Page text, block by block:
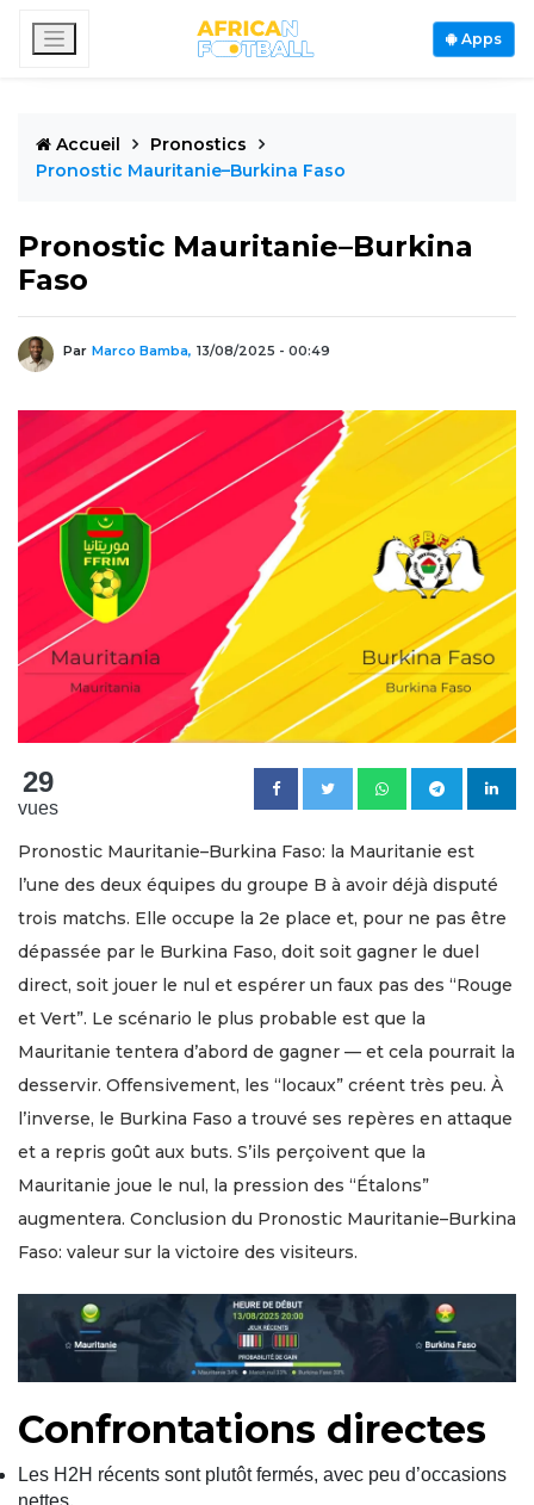
Apps
Accueil
Pronostics
Pronostic Mauritanie–Burkina Faso
Pronostic Mauritanie–Burkina
Faso
Par Marco Bamba, 13/08/2025 - 00:49
29
vues
Pronostic Mauritanie–Burkina Faso: la Mauritanie est
l’une des deux équipes du groupe B à avoir déjà disputé
trois matchs. Elle occupe la 2e place et, pour ne pas être
dépassée par le Burkina Faso, doit soit gagner le duel
direct, soit jouer le nul et espérer un faux pas des “Rouge
et Vert”. Le scénario le plus probable est que la
Mauritanie tentera d’abord de gagner — et cela pourrait la
desservir. Offensivement, les “locaux” créent très peu. À
l’inverse, le Burkina Faso a trouvé ses repères en attaque
et a repris goût aux buts. S’ils perçoivent que la
Mauritanie joue le nul, la pression des “Étalons”
augmentera. Conclusion du Pronostic Mauritanie–Burkina
Faso: valeur sur la victoire des visiteurs.
Confrontations directes
Les H2H récents sont plutôt fermés, avec peu d’occasions
nettes.